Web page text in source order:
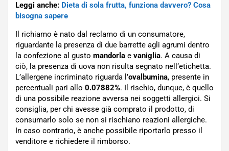
Leggi anche: Dieta di sola frutta, funziona davvero? Cosa
bisogna sapere
Il richiamo è nato dal reclamo di un consumatore,
riguardante la presenza di due barrette agli agrumi dentro
la confezione al gusto mandorla e vaniglia. A causa di
ciò, la presenza di uova non risulta segnato nell’etichetta.
L’allergene incriminato riguarda l’ovalbumina, presente in
percentuali pari allo 0.07882%. Il rischio, dunque, è quello
di una possibile reazione avversa nei soggetti allergici. Si
consiglia, per chi avesse già comprato il prodotto, di
consumarlo solo se non si rischiano reazioni allergiche.
In caso contrario, è anche possibile riportarlo presso il
venditore e richiedere il rimborso.